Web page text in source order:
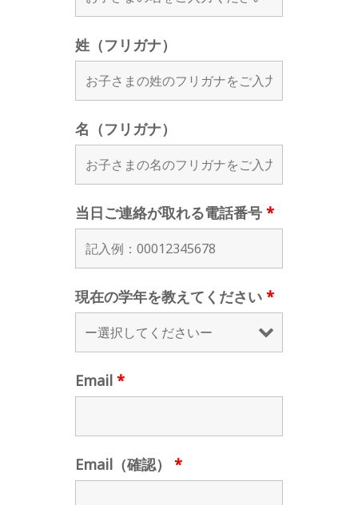
姓（フリガナ）
名（フリガナ）
当日ご連絡が取れる電話番号 *
現在の学年を教えてください *
Email *
Email（確認） *